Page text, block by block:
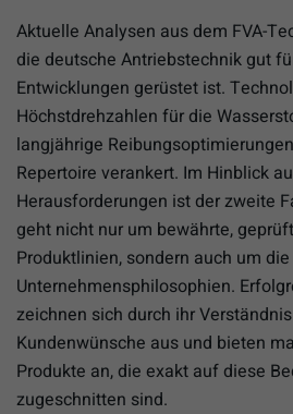
Aktuelle Analysen aus dem FVA-
die deutsche Antriebstechnik gut
Entwicklungen gerüstet ist.
Höchstdrehzahlen für die
langjährige
Repertoire verankert. Im Hinblick
Herausforderungen ist der zweite
geht nicht nur um bewährte,
Produktlinien, sondern auch um
Unternehmensphilosophien.
zeichnen sich durch ihr
Kundenwünsche aus und bieten
Produkte an, die exakt auf diese
zugeschnitten sind.